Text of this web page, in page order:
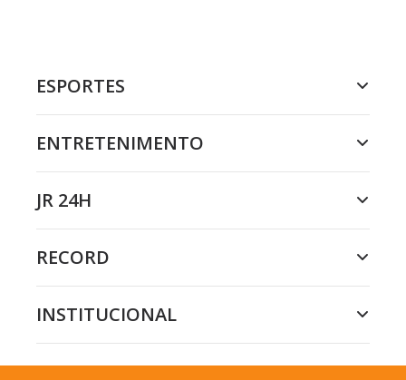
ESPORTES
ENTRETENIMENTO
JR 24H
RECORD
INSTITUCIONAL